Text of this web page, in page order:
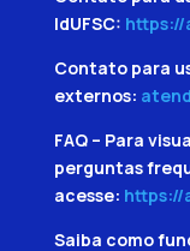
IdUFSC:
Contato para
externos:
FAQ – Para
perguntas
acesse: https://
Saiba como